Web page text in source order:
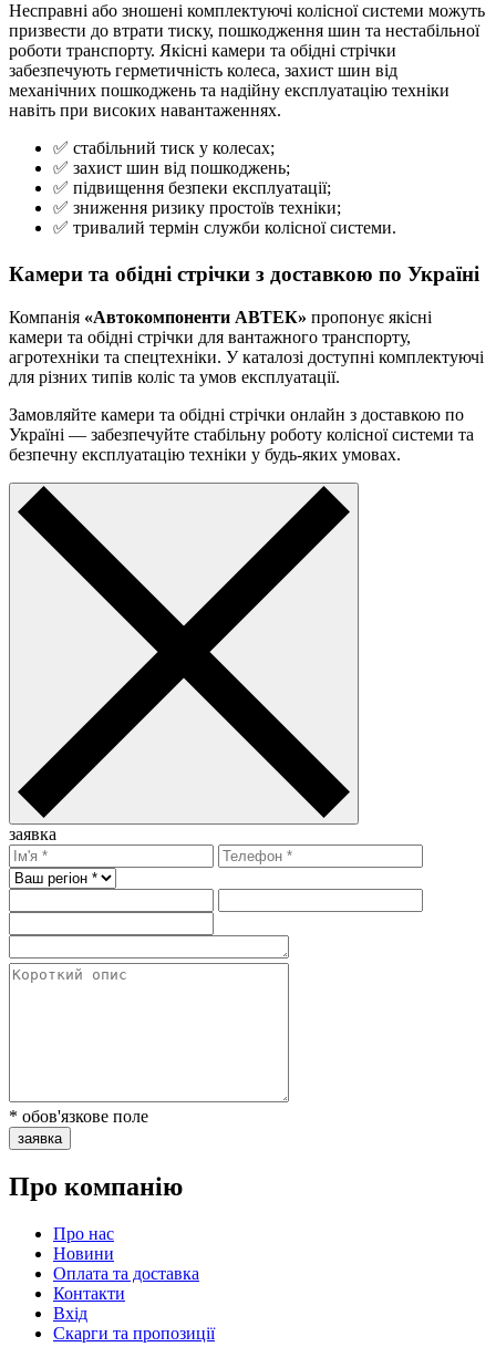
Несправні або зношені комплектуючі колісної системи можуть
призвести до втрати тиску, пошкодження шин та нестабільної
роботи транспорту. Якісні камери та обідні стрічки
забезпечують герметичність колеса, захист шин від
механічних пошкоджень та надійну експлуатацію техніки
навіть при високих навантаженнях.
✅ стабільний тиск у колесах;
✅ захист шин від пошкоджень;
✅ підвищення безпеки експлуатації;
✅ зниження ризику простоїв техніки;
✅ тривалий термін служби колісної системи.
Камери та обідні стрічки з доставкою по Україні
Компанія «Автокомпоненти АВТЕК» пропонує якісні
камери та обідні стрічки для вантажного транспорту,
агротехніки та спецтехніки. У каталозі доступні комплектуючі
для різних типів коліс та умов експлуатації.
Замовляйте камери та обідні стрічки онлайн з доставкою по
Україні — забезпечуйте стабільну роботу колісної системи та
безпечну експлуатацію техніки у будь-яких умовах.
заявка
* обов'язкове поле
заявка
Про компанію
Про нас
Новини
Оплата та доставка
Контакти
Вхiд
Скарги та пропозиції